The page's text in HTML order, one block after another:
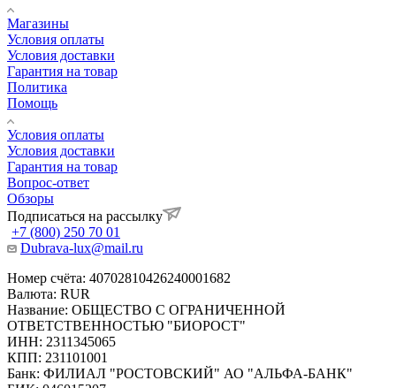
Магазины
Условия оплаты
Условия доставки
Гарантия на товар
Политика
Помощь
Условия оплаты
Условия доставки
Гарантия на товар
Вопрос-ответ
Обзоры
Подписаться на рассылку
+7 (800) 250 70 01
Dubrava-lux@mail.ru
Номер счёта: 40702810426240001682
Валюта: RUR
Название: ОБЩЕСТВО С ОГРАНИЧЕННОЙ
ОТВЕТСТВЕННОСТЬЮ "БИОРОСТ"
ИНН: 2311345065
КПП: 231101001
Банк: ФИЛИАЛ "РОСТОВСКИЙ" АО "АЛЬФА-БАНК"